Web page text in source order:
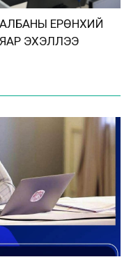
ЕРӨНХИЙ
ЭХЭЛЛЭЭ